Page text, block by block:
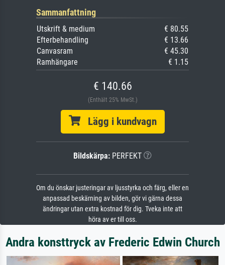
Sammanfattning
Utskrift & medium
€ 80.55
Efterbehandling
€ 13.66
Canvasram
€ 45.30
Ramhängare
€ 1.15
€ 140.66
(Enthält 25% MwSt.)
Lägg i kundvagn
Bildskärpa: PERFEKT
Om du önskar justeringar av ljusstyrka och färg, eller en
anpassad beskärning av bilden, gör vi gärna dessa
ändringar utan extra kostnad för dig. Tveka inte att
höra av er till oss.
Andra konsttryck av Frederic Edwin Church